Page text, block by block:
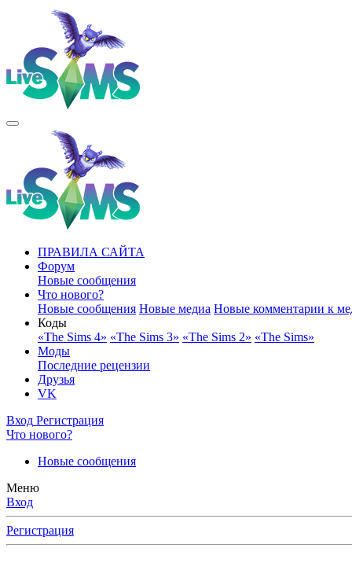
ПРАВИЛА САЙТА
Форум
Новые сообщения
Что нового?
Новые сообщения Новые медиа Новые комментарии к
Коды
«The Sims 4» «The Sims 3» «The Sims 2» «The Sims»
Моды
Последние рецензии
Друзья
VK
Вход Регистрация
Что нового?
Новые сообщения
Меню
Вход
Регистрация